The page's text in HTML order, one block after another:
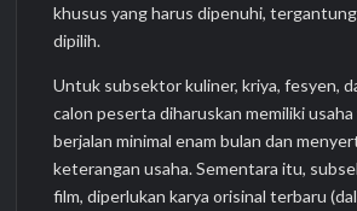
khusus yang harus dipenuhi,
dipilih.
Untuk subsektor kuliner, kriya, fesyen,
calon peserta diharuskan memiliki usaha
berjalan minimal enam bulan dan
keterangan usaha. Sementara itu,
film, diperlukan karya orisinal terbaru